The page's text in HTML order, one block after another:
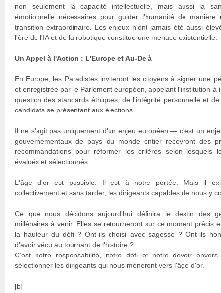
non seulement la capacité intellectuelle, mais aussi la
émotionnelle nécessaires pour guider l'humanité de manière
transition extraordinaire. Les enjeux n'ont jamais été aussi
l'ère de l'IA et de la robotique constitue une menace existentielle.
Un Appel à l'Action : L'Europe et Au-Delà
En Europe, les Paradistes inviteront les citoyens à signer une
et enregistrée par le Parlement européen, appelant l'institution à
question des standards éthiques, de l'intégrité personnelle et
candidats se présentant aux élections.
Il ne s'agit pas uniquement d'un enjeu européen — c'est un
gouvernementaux de pays du monde entier recevront des
recommandations pour réformer les critères selon lesquels
évalués et sélectionnés.
L'âge d'or est possible. Il est à notre portée. Mais il
collectivement et sans tarder, les dirigeants capables de nous y
Ce que nous décidons aujourd'hui définira le destin des
millénaires à venir. Elles se retourneront sur ce moment précis
la hauteur du défi ? Ont-ils choisi avec sagesse ? Ont-ils
d'avoir vécu au tournant de l'histoire ?
C'est notre responsabilité, notre défi et notre devoir
sélectionner les dirigeants qui nous mèneront vers l'âge d'or.
[b]